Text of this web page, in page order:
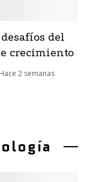
del
crecimiento
Hace 2 semanas